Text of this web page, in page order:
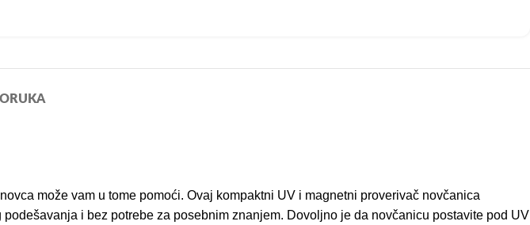
može vam u tome pomoći. Ovaj kompaktni UV i magnetni proverivač novčanica
i bez potrebe za posebnim znanjem. Dovoljno je da novčanicu postavite pod UV